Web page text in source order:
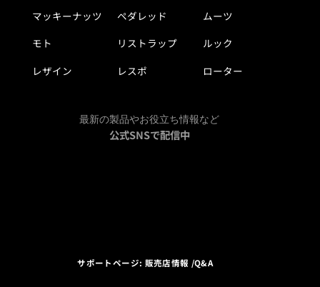
マッキーナッツ
ペダレッド
ムーツ
モト
リストラップ
ルック
レザイン
レスポ ローター
最新の製品やお役立ち情報など
公式SNSで配信中
サポートページ: 販売店情報 /Q&A